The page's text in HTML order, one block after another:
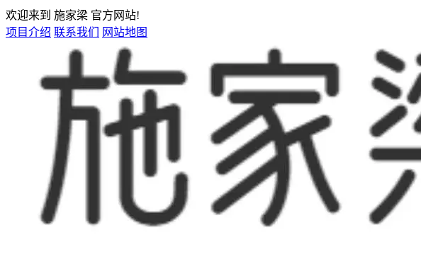
欢迎来到 施家梁 官方网站!
项目介绍 联系我们 网站地图